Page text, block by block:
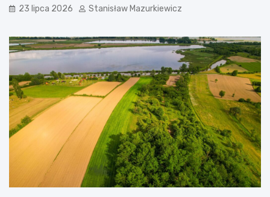
23 lipca 2026 Stanisław Mazurkiewicz